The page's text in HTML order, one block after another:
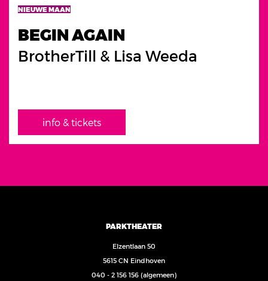
BEGIN AGAIN
BrotherTill & Lisa Weeda
NIEUWE MAAN
info & tickets
PARKTHEATER
Elzentlaan 50
5615 CN Eindhoven
040 - 2 156 156 (algemeen)